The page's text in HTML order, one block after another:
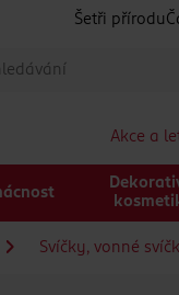
Šetři přírodu
Akce a
Svíčky, vonné